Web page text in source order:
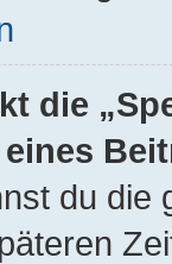
die
du die